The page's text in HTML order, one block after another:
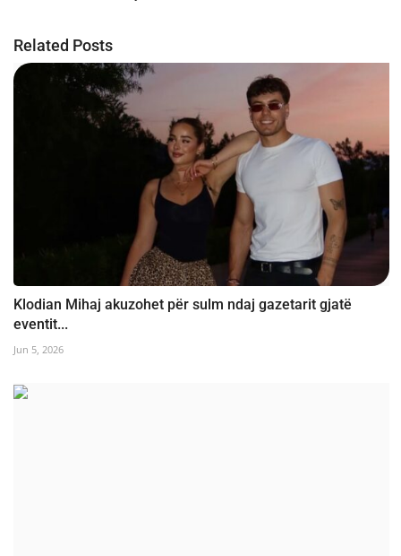
Related Posts
Klodian Mihaj akuzohet për sulm ndaj gazetarit gjatë
eventit...
Jun 5, 2026